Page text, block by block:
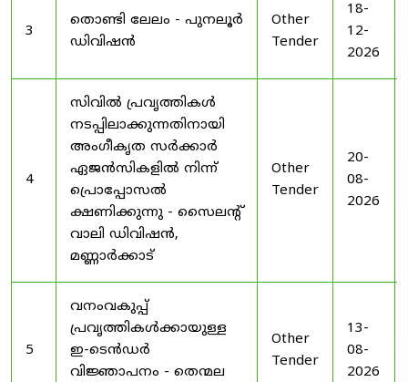
3
തൊണ്ടി ലേലം - പുനലൂർ
ഡിവിഷൻ
Other
Tender
18-
12-
2026
4
സിവിൽ പ്രവൃത്തികൾ
നടപ്പിലാക്കുന്നതിനായി
അംഗീകൃത സർക്കാർ
ഏജൻസികളിൽ നിന്ന്
പ്രൊപ്പോസൽ
ക്ഷണിക്കുന്നു - സൈലന്റ്
വാലി ഡിവിഷൻ,
മണ്ണാർക്കാട്
Other
Tender
20-
08-
2026
5
വനംവകുപ്പ്
പ്രവൃത്തികൾക്കായുള്ള
ഇ-ടെൻഡർ
വിജ്ഞാപനം - തെന്മല
Other
Tender
13-
08-
2026